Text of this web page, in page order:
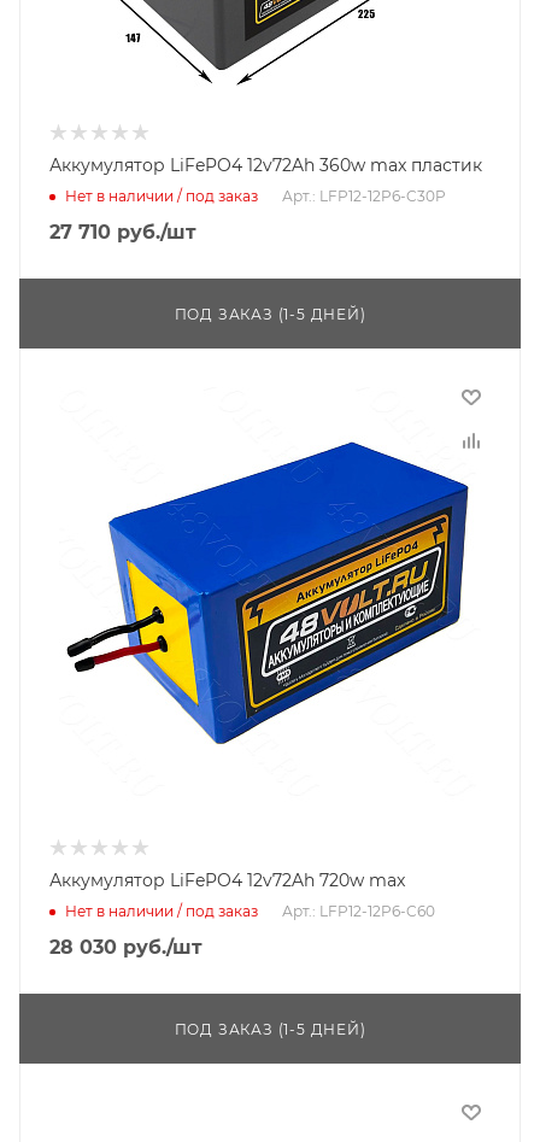
Аккумулятор LiFePO4 12v72Ah 360w max пластик
Нет в наличии / под заказ Арт.: LFP12-12P6-C30P
27 710 руб./шт
ПОД ЗАКАЗ (1-5 ДНЕЙ)
Аккумулятор LiFePO4 12v72Ah 720w max
Нет в наличии / под заказ Арт.: LFP12-12P6-C60
28 030 руб./шт
ПОД ЗАКАЗ (1-5 ДНЕЙ)